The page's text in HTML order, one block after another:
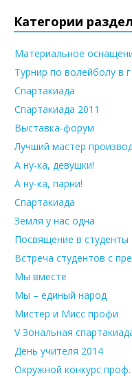
Категории
Материальное
Турнир по волейболу в
Спартакиада
Спартакиада 2011
Выставка-форум
Лучший мастер
А ну-ка, девушки!
А ну-ка, парни!
Спартакиада
Земля у нас одна
Посвящение в студенты
Встреча студентов с
Мы вместе
Мы – единый народ
Мистер и Мисс профи
V Зональная
День учителя 2014
Окружной конкурс